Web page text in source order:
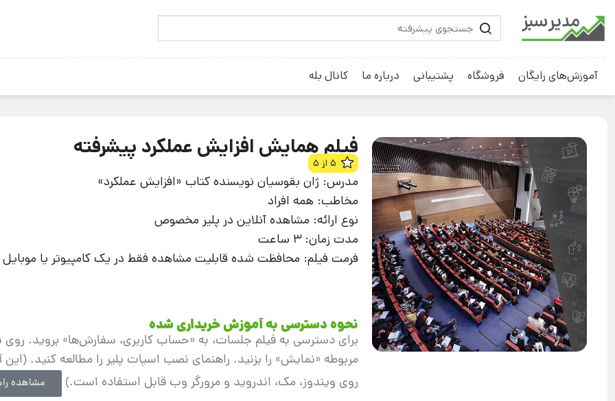
آموزش‌های رایگان فروشگاه پشتیبانی درباره ما کانال بله
فیلم همایش افزایش عملکرد پیشرفته
مدرس: ژان بقوسیان نویسنده کتاب «افزایش عملکرد»
مخاطب: همه افراد
نوع ارائه: مشاهده آنلاین در پلیر مخصوص
مدت زمان: 3 ساعت
فرمت فیلم: محافظت شده قابلیت مشاهده فقط در یک کامپیوتر یا موبایل
نحوه دسترسی به آموزش خریداری شده
برای دسترسی به فیلم جلسات، به «حساب کاربری، سفارش‌ها» بروید.
مربوطه «نمایش» را بزنید. راهنمای نصب اسپات پلیر را مطالعه کنید.
روی ویندوز، مک، اندروید و مرورگر وب قابل استفاده است.)
مشاهده